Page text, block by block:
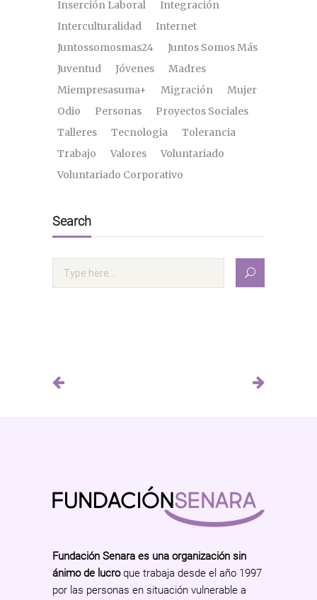
Inserción Laboral
Integración
Interculturalidad
Internet
Juntossomosmas24
Juntos Somos Más
Juventud
Jóvenes
Madres
Miempresasuma+
Migración
Mujer
Odio
Personas
Proyectos Sociales
Talleres
Tecnologia
Tolerancia
Trabajo
Valores
Voluntariado
Voluntariado Corporativo
Search
Fundación Senara es una organización sin
ánimo de lucroque trabaja desde el año 1997
por las personas en situación vulnerable a